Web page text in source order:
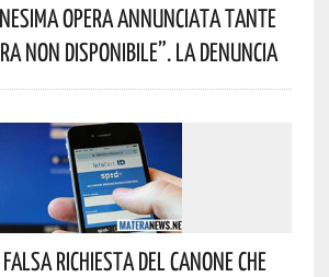
Opera Annunciata Tante
Non Disponibile”. La Denuncia
Richiesta Del Canone Che